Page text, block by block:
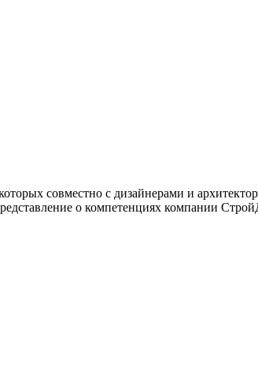
совместно с дизайнерами и
о компетенциях компании